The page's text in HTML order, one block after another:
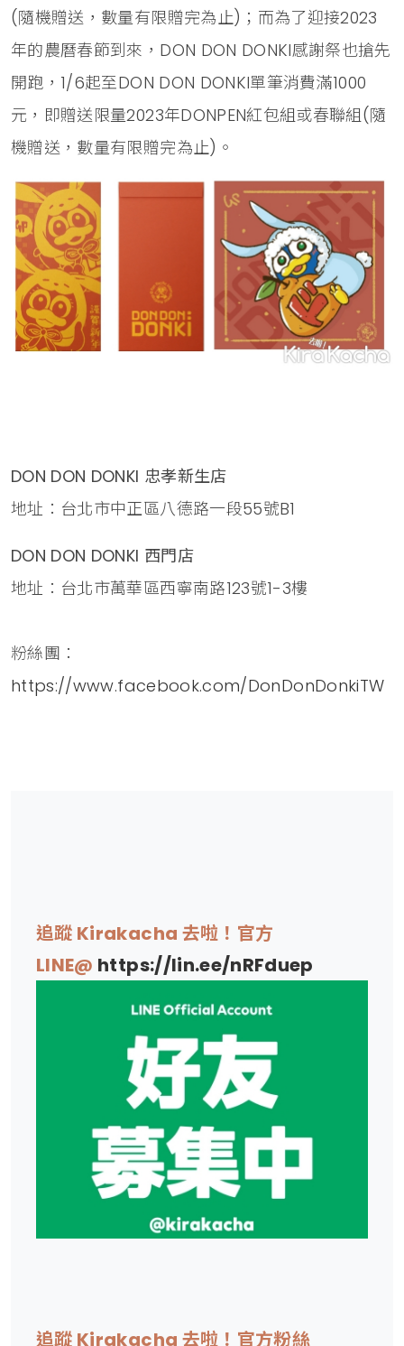
(隨機贈送，數量有限贈完為止)；而為了迎接2023
年的農曆春節到來，DON DON DONKI感謝祭也搶先
開跑，1/6起至DON DON DONKI單筆消費滿1000
元，即贈送限量2023年DONPEN紅包組或春聯組(隨
機贈送，數量有限贈完為止)。
DON DON DONKI 忠孝新生店
地址：台北市中正區八德路一段55號B1
DON DON DONKI 西門店
地址：台北市萬華區西寧南路123號1-3樓
粉絲團：
https://www.facebook.com/DonDonDonkiTW
追蹤 Kirakacha 去啦！官方
LINE@ https://lin.ee/nRFduep
追蹤 Kirakacha 去啦！官方粉絲